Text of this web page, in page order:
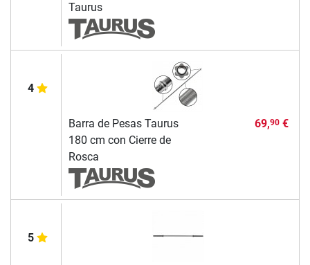
Taurus
4
Barra de Pesas Taurus
180 cm con Cierre de
Rosca
69,90€
5